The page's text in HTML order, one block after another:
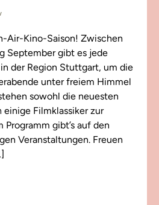
Air-Kino-Saison! Zwischen
September gibt es jede
der Region Stuttgart, um die
unter freiem Himmel
sowohl die neuesten
einige Filmklassiker zur
gibt’s auf den
Veranstaltungen. Freuen